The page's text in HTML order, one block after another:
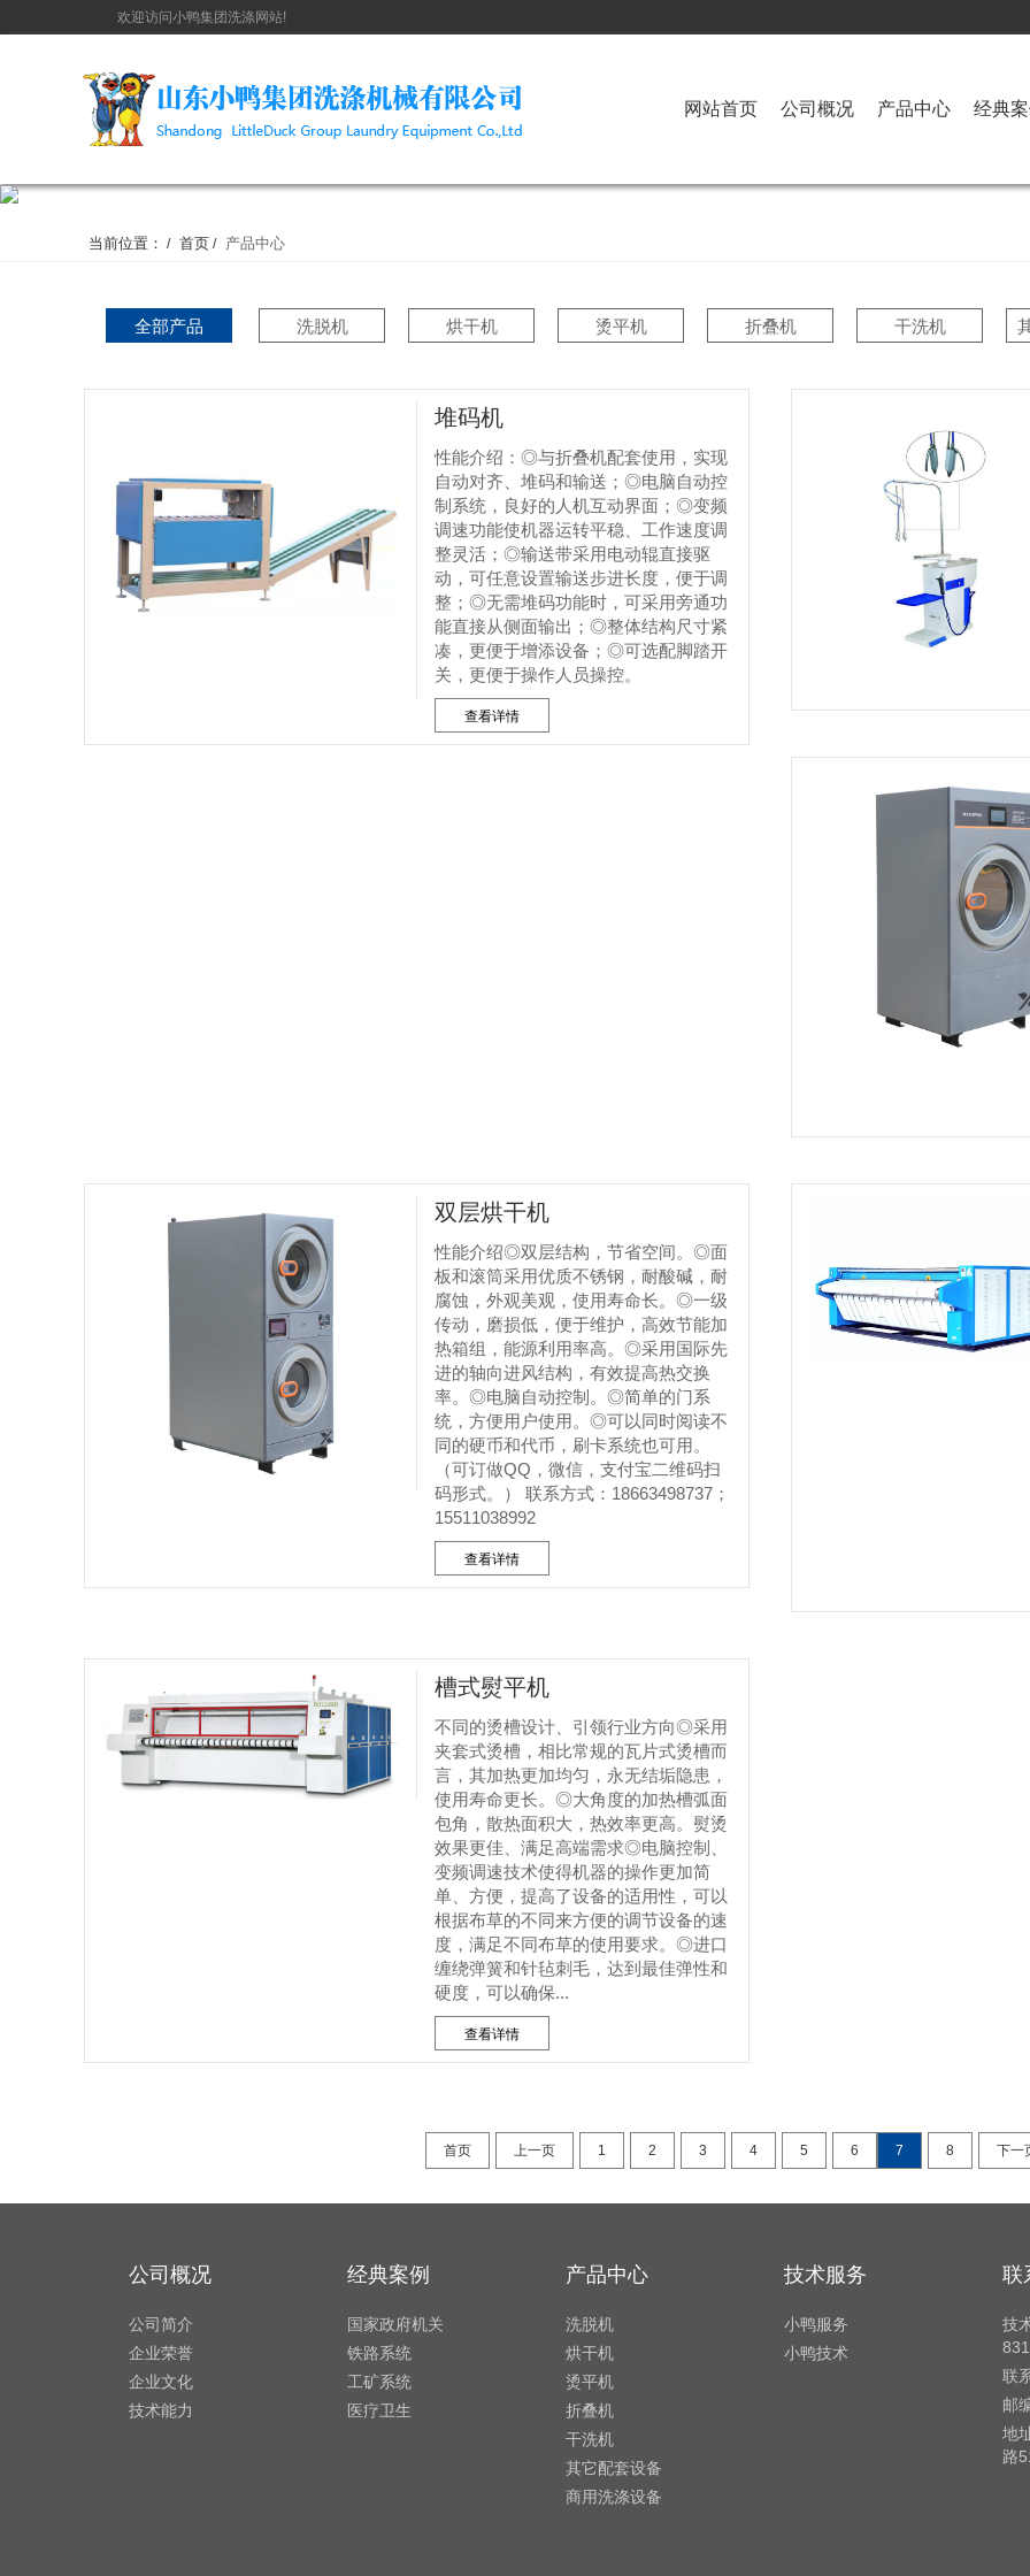
欢迎访问小鸭集团洗涤网站!
网站首页 公司概况 产品中心 经典
当前位置： / 首页 / 产品中心
全部产品 洗脱机 烘干机 烫平机 折叠机 干洗机
堆码机
性能介绍：◎与折叠机配套使用，实现
自动对齐、堆码和输送；◎电脑自动控
制系统，良好的人机互动界面；◎变频
调速功能使机器运转平稳、工作速度调
整灵活；◎输送带采用电动辊直接驱
动，可任意设置输送步进长度，便于调
整；◎无需堆码功能时，可采用旁通功
能直接从侧面输出；◎整体结构尺寸紧
凑，更便于增添设备；◎可选配脚踏开
关，更便于操作人员操控。
查看详情
双层烘干机
性能介绍◎双层结构，节省空间。◎面
板和滚筒采用优质不锈钢，耐酸碱，耐
腐蚀，外观美观，使用寿命长。◎一级
传动，磨损低，便于维护，高效节能加
热箱组，能源利用率高。◎采用国际先
进的轴向进风结构，有效提高热交换
率。◎电脑自动控制。◎简单的门系
统，方便用户使用。◎可以同时阅读不
同的硬币和代币，刷卡系统也可用。
（可订做QQ，微信，支付宝二维码扫
码形式。） 联系方式：18663498737；
15511038992
查看详情
槽式熨平机
不同的烫槽设计、引领行业方向◎采用
夹套式烫槽，相比常规的瓦片式烫槽而
言，其加热更加均匀，永无结垢隐患，
使用寿命更长。◎大角度的加热槽弧面
包角，散热面积大，热效率更高。熨烫
效果更佳、满足高端需求◎电脑控制、
变频调速技术使得机器的操作更加简
单、方便，提高了设备的适用性，可以
根据布草的不同来方便的调节设备的速
度，满足不同布草的使用要求。◎进口
缠绕弹簧和针毡刺毛，达到最佳弹性和
硬度，可以确保...
查看详情
首页 上一页 1 2 3 4 5 6 7 8 下一
公司概况
公司简介
企业荣誉
企业文化
技术能力
经典案例
国家政府机关
铁路系统
工矿系统
医疗卫生
产品中心
洗脱机
烘干机
烫平机
折叠机
干洗机
其它配套设备
商用洗涤设备
技术服务
小鸭服务
小鸭技术
联
技
联
邮
地
路